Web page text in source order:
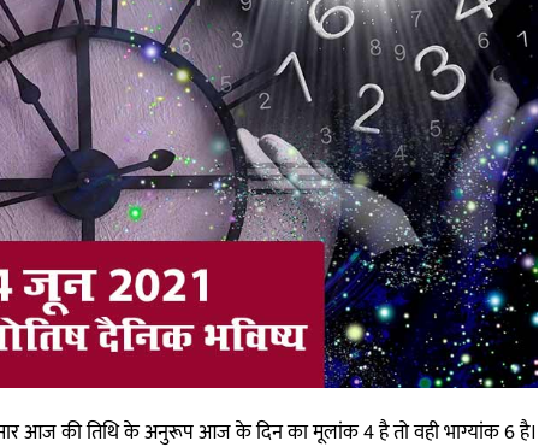
आज की तिथि के अनुरूप आज के दिन का मूलांक 4 है तो वही भाग्यांक 6 है।